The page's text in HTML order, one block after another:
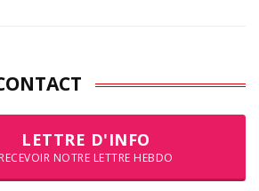
LETTRE D'INFO
RECEVOIR NOTRE LETTRE HEBDO